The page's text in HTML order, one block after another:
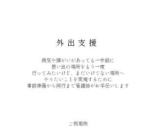
外出 支援
病気や障がいがあっても一歩前に
思い出の場所をもう一度
行ってみたいけど、まだいけてない場所へ
やりたいことを実現するために
事前準備から同行まで看護師がお手伝いします
ご利用例